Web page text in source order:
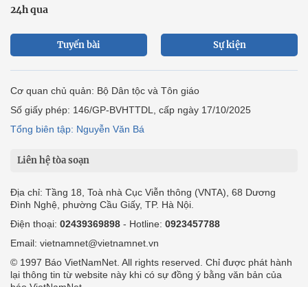
24h qua
Tuyến bài Sự kiện
Cơ quan chủ quản: Bộ Dân tộc và Tôn giáo
Số giấy phép: 146/GP-BVHTTDL, cấp ngày 17/10/2025
Tổng biên tập: Nguyễn Văn Bá
Liên hệ tòa soạn
Địa chỉ: Tầng 18, Toà nhà Cục Viễn thông (VNTA), 68 Dương
Đình Nghệ, phường Cầu Giấy, TP. Hà Nội.
Điện thoại: 02439369898 - Hotline: 0923457788
Email: vietnamnet@vietnamnet.vn
© 1997 Báo VietNamNet. All rights reserved. Chỉ được phát hành
lại thông tin từ website này khi có sự đồng ý bằng văn bản của